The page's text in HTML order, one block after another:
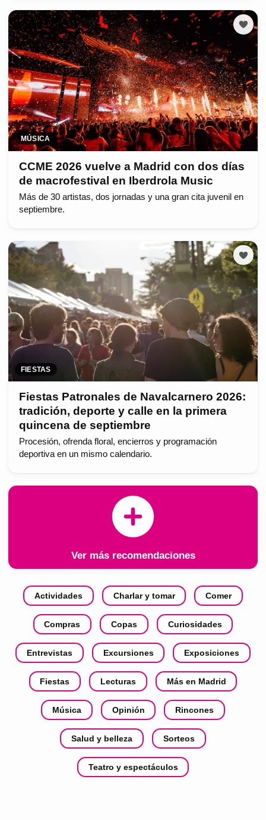
MÚSICA
CCME 2026 vuelve a Madrid con dos días
de macrofestival en Iberdrola Music
Más de 30 artistas, dos jornadas y una gran cita juvenil en
septiembre.
FIESTAS
Fiestas Patronales de Navalcarnero 2026:
tradición, deporte y calle en la primera
quincena de septiembre
Procesión, ofrenda floral, encierros y programación
deportiva en un mismo calendario.
Ver más recomendaciones
Actividades Charlar y tomar Comer
Compras Copas Curiosidades
Entrevistas Excursiones Exposiciones
Fiestas Lecturas Más en Madrid
Música Opinión Rincones
Salud y belleza Sorteos
Teatro y espectáculos